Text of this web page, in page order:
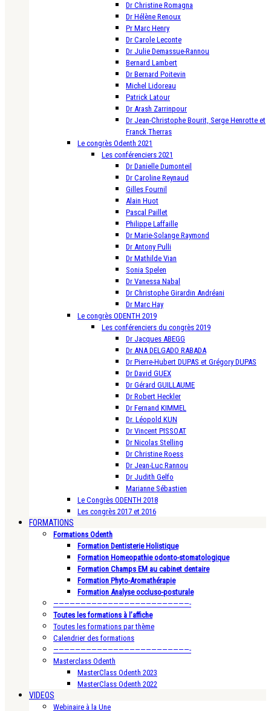
Dr Christine Romagna
Dr Hélène Renoux
Pr Marc Henry
Dr Carole Leconte
Dr Julie Demassue-Rannou
Bernard Lambert
Dr Bernard Poitevin
Michel Lidoreau
Patrick Latour
Dr Arash Zarrinpour
Dr Jean-Christophe Bourit, Serge Henrotte et
Franck Therras
Le congrès Odenth 2021
Les conférenciers 2021
Dr Danielle Dumonteil
Dr Caroline Reynaud
Gilles Fournil
Alain Huot
Pascal Paillet
Philippe Laffaille
Dr Marie-Solange Raymond
Dr Antony Pulli
Dr Mathilde Vian
Sonia Spelen
Dr Vanessa Nabal
Dr Christophe Girardin Andréani
Dr Marc Hay
Le congrès ODENTH 2019
Les conférenciers du congrès 2019
Dr Jacques ABEGG
Dr ANA DELGADO RABADA
Dr Pierre-Hubert DUPAS et Grégory DUPAS
Dr David GUEX
Dr Gérard GUILLAUME
Dr Robert Heckler
Dr Fernand KIMMEL
Dr. Léopold KUN
Dr Vincent PISSOAT
Dr Nicolas Stelling
Dr Christine Roess
Dr Jean-Luc Rannou
Dr Judith Gelfo
Marianne Sébastien
Le Congrès ODENTH 2018
Les congrès 2017 et 2016
FORMATIONS
Formations Odenth
Formation Dentisterie Holistique
Formation Homeopathie odonto-stomatologique
Formation Champs EM au cabinet dentaire
Formation Phyto-Aromathérapie
Formation Analyse occluso-posturale
—————————————————————————-
Toutes les formations à l’affiche
Toutes les formations par thème
Calendrier des formations
—————————————————————————-
Masterclass Odenth
MasterClass Odenth 2023
MasterClass Odenth 2022
VIDEOS
Webinaire à la Une